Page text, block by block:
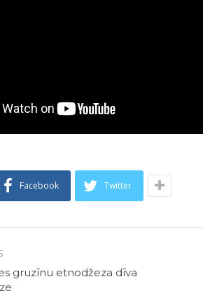
Facebook Twitter
gruzīnu etnodžeza dīva